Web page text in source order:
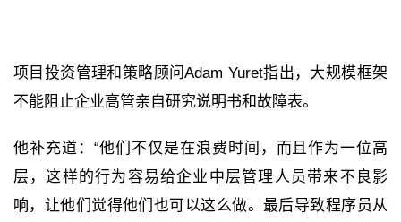
项目投资管理和策略顾问Adam Yuret指出，大规模框架
不能阻止企业高管亲自研究说明书和故障表。
他补充道：“他们不仅是在浪费时间，而且作为一位高
层，这样的行为容易给企业中层管理人员带来不良影
响，让他们觉得他们也可以这么做。最后导致程序员从